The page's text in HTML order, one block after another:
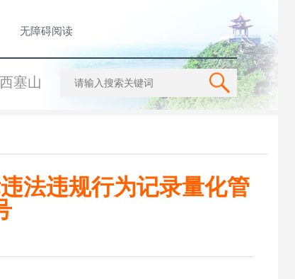
无障碍阅读
塞山
法违规行为记录量化管